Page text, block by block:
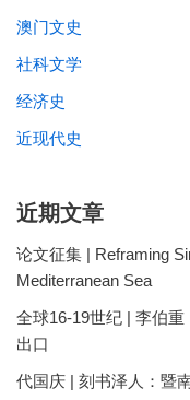
澳门文史
社科文学
经济史
近现代史
近期文章
论文征集 | Reframing
Mediterranean Sea
全球16-19世纪 | 李伯
出口
代国庆 | 刻书泽人：暨